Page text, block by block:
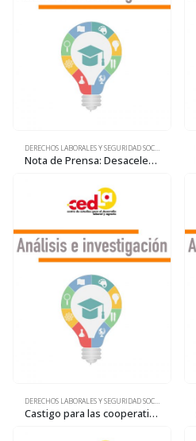
DERECHOS LABORALES Y SEGURIDAD SOCIAL
Nota de Prensa: Desaceleración Económica y Empleo
DERECHOS LABORALES Y SEGURIDAD SOCIAL
Castigo para las cooperativas, permanencia para las transnacionales y legalización del trabajo asalariado en las cooperativas: orientación de las nuevas normas sobre minería